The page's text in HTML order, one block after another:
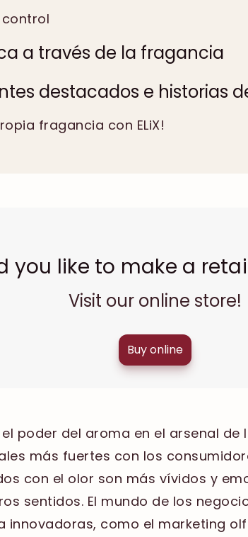
a través de la fragancia
destacados e historias
fragancia con ELiX!
you like to make a
Visit our online store!
Buy online
poder del aroma en el arsenal
más fuertes con los
con el olor son más vívidos y
sentidos. El mundo de los
innovadoras, como el marketing